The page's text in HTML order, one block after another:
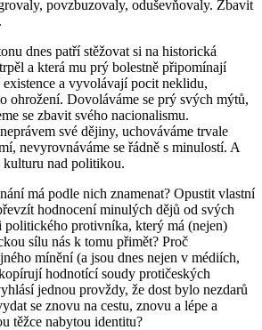
povzbuzovaly, oduševňovaly. Zbavit
dnes patří stěžovat si na historická
a která mu prý bolestně připomínají
existence a vyvolávají pocit neklidu,
ohrožení. Dovoláváme se prý svých mýtů,
se zbavit svého nacionalismu.
své dějiny, uchováváme trvale
nevyrovnáváme se řádně s minulostí. A
kulturu nad politikou.
má podle nich znamenat? Opustit vlastní
hodnocení minulých dějů od svých
protivníka, který má (nejen)
sílu nás k tomu přimět? Proč
mínění (a jsou dnes nejen v médiích,
hodnotící soudy protičeských
jednou provždy, že dost bylo nezdarů
se znovu na cestu, znovu a lépe a
těžce nabytou identitu?